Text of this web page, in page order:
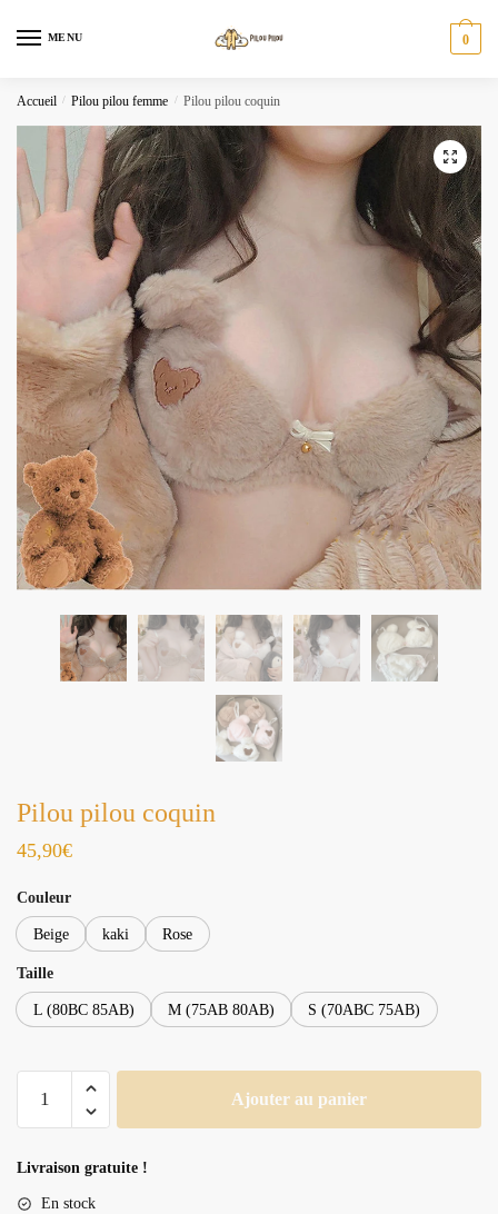
MENU 0
Accueil / Pilou pilou femme / Pilou pilou coquin
Pilou pilou coquin
45,90€
Couleur
Beige kaki Rose
Taille
L (80BC 85AB) M (75AB 80AB) S (70ABC 75AB)
pilou
Ajouter au panier
Livraison gratuite !
En stock